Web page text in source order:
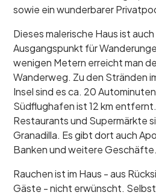
sowie ein wunderbarer
Dieses malerische Haus ist
Ausgangspunkt für
wenigen Metern erreicht man
Wanderweg. Zu den Stränden
Insel sind es ca. 20
Südflughafen ist 12 km
Restaurants und Supermärkte
Granadilla. Es gibt dort auch
Banken und weitere Geschäfte.
Rauchen ist im Haus - aus
Gäste - nicht erwünscht.